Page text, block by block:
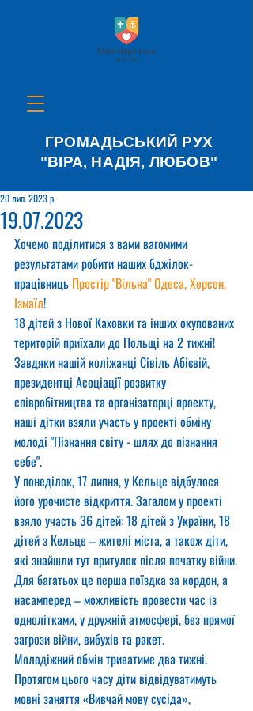
ГРОМАДЬСЬКИЙ РУХ
"ВІРА, НАДІЯ, ЛЮБОВ"
19.07.2023
20 лип. 2023 р.
Хочемо поділитися з вами вагомими
результатами робити наших бджілок-
працівниць Простір "Вільна" Одеса, Херсон,
Ізмаїл!
18 дітей з Нової Каховки та інших окупованих
територій приїхали до Польщі на 2 тижні!
Завдяки нашій коліжанці Сівіль Абієвій,
президентці Асоціації розвитку
співробітництва та організаторці проекту,
наші дітки взяли участь у проекті обміну
молоді "Пізнання світу - шлях до пізнання
себе".
У понеділок, 17 липня, у Кельце відбулося
його урочисте відкриття. Загалом у проекті
взяло участь 36 дітей: 18 дітей з України, 18
дітей з Кельце – жителі міста, а також діти,
які знайшли тут притулок після початку війни.
Для багатьох це перша поїздка за кордон, а
насамперед – можливість провести час із
однолітками, у дружній атмосфері, без прямої
загрози війни, вибухів та ракет.
Молодіжний обмін триватиме два тижні.
Протягом цього часу діти відвідуватимуть
мовні заняття «Вивчай мову сусіда»,